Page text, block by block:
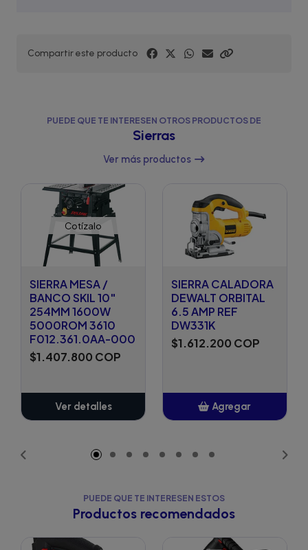
Compartir este producto
PUEDE QUE TE INTERESEN OTROS PRODUCTOS DE
Sierras
Ver más productos
Cotízalo
SIERRA MESA /
BANCO SKIL 10"
254MM 1600W
5000ROM 3610
F012.361.0AA-000
$1.407.800 COP
Ver detalles
SIERRA CALADORA
DEWALT ORBITAL
6.5 AMP REF
DW331K
$1.612.200 COP
Agregar
PUEDE QUE TE INTERESEN ESTOS
Productos recomendados